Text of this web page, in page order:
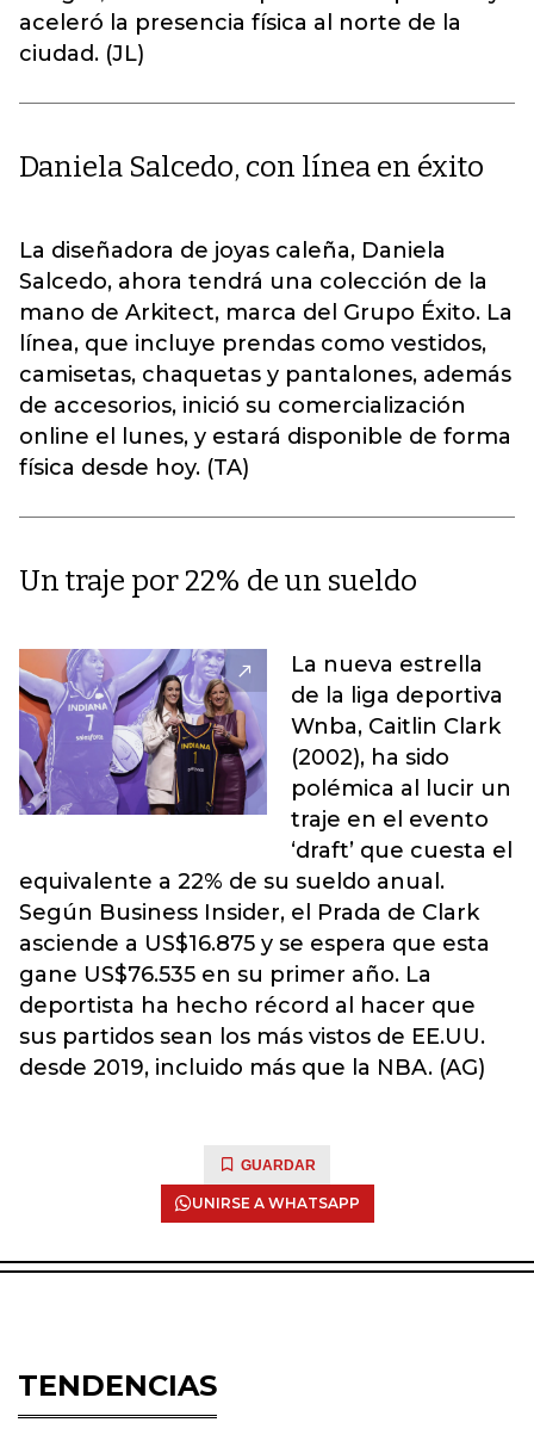
aceleró la presencia física al norte de la
ciudad. (JL)
Daniela Salcedo, con línea en éxito
La diseñadora de joyas caleña, Daniela
Salcedo, ahora tendrá una colección de la
mano de Arkitect, marca del Grupo Éxito. La
línea, que incluye prendas como vestidos,
camisetas, chaquetas y pantalones, además
de accesorios, inició su comercialización
online el lunes, y estará disponible de forma
física desde hoy. (TA)
Un traje por 22% de un sueldo
La nueva estrella
de la liga deportiva
Wnba, Caitlin Clark
(2002), ha sido
polémica al lucir un
traje en el evento
‘draft’ que cuesta el
equivalente a 22% de su sueldo anual.
Según Business Insider, el Prada de Clark
asciende a US$16.875 y se espera que esta
gane US$76.535 en su primer año. La
deportista ha hecho récord al hacer que
sus partidos sean los más vistos de EE.UU.
desde 2019, incluido más que la NBA. (AG)
GUARDAR
UNIRSE A WHATSAPP
TENDENCIAS